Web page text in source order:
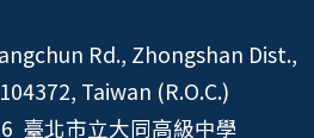
Rd., Zhongshan Dist.,
Taiwan (R.O.C.)
臺北市立大同高級中學